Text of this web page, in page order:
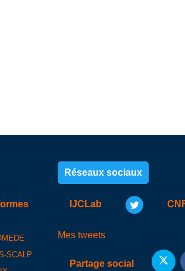
SCALP
Réseaux sociaux
IJCLab
Mes tweets
Partage social